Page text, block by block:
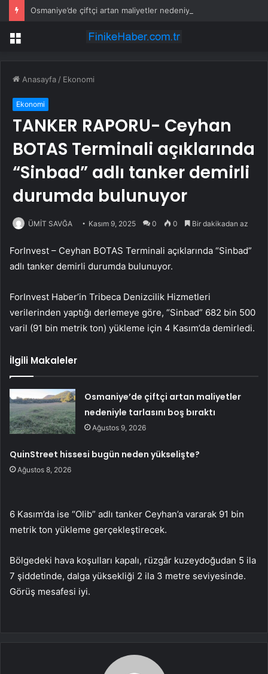
Menü
Anasayfa / Ekonomi
Ekonomi
TANKER RAPORU- Ceyhan
BOTAS Terminali açıklarında
“Sinbad” adlı tanker demirli
durumda bulunuyor
ÜMİT SAVĞA Kasım 9, 2025 0 0 Bir dakikadan az
ForInvest – Ceyhan BOTAS Terminali açıklarında “Sinbad”
adlı tanker demirli durumda bulunuyor.
ForInvest Haber’in Tribeca Denizcilik Hizmetleri
verilerinden yaptığı derlemeye göre, “Sinbad” 682 bin 500
varil (91 bin metrik ton) yükleme için 4 Kasım’da demirledi.
İlgili Makaleler
Osmaniye’de çiftçi artan maliyetler
nedeniyle tarlasını boş bıraktı
Ağustos 9, 2026
QuinStreet hissesi bugün neden yükselişte?
Ağustos 8, 2026
6 Kasım’da ise “Olib” adlı tanker Ceyhan’a vararak 91 bin
metrik ton yükleme gerçekleştirecek.
Bölgedeki hava koşulları kapalı, rüzgâr kuzeydoğudan 5 ila
7 şiddetinde, dalga yüksekliği 2 ila 3 metre seviyesinde.
Görüş mesafesi iyi.